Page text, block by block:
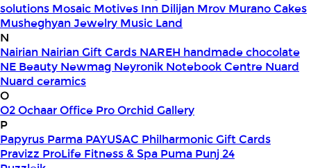
solutions Mosaic Motives Inn Dilijan Mrov Murano Cakes
Musheghyan Jewelry Music Land
N
Nairian Nairian Gift Cards NAREH handmade chocolate
NE Beauty Newmag Neyronik Notebook Centre Nuard
Nuard ceramics
O
O2OchaarOffice ProOrchid Gallery
P
Papyrus Parma PAYUSAC Philharmonic Gift Cards
Pravizz ProLife Fitness & Spa Puma Punj 24